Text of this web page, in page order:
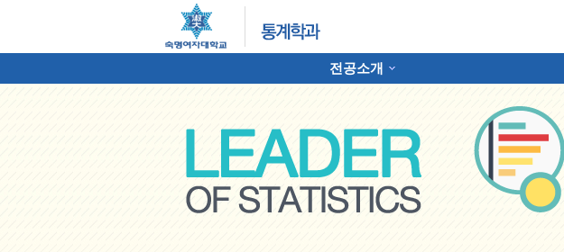
전공소개